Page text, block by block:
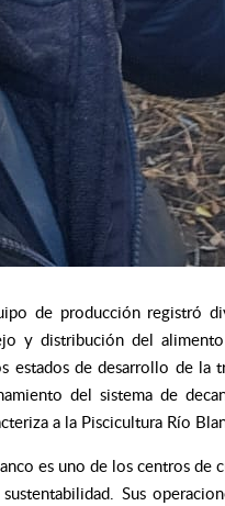
de producción registró
y distribución del
estados de desarrollo de
del sistema de
a la Piscicultura Río
es uno de los centros de
Sus